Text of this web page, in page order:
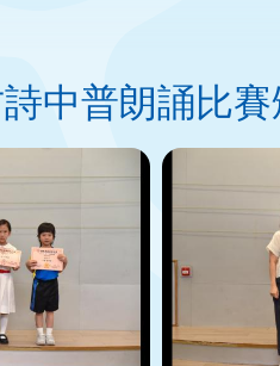
中普朗誦比